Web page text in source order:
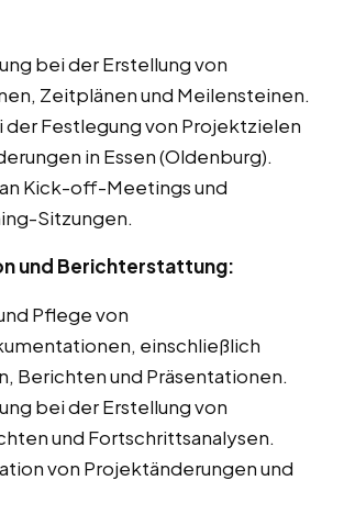
bei der Erstellung von
Zeitplänen und Meilensteinen.
der Festlegung von Projektzielen
in Essen (Oldenburg).
Kick-off-Meetings und
Sitzungen.
und Berichterstattung:
Pflege von
einschließlich
Berichten und Präsentationen.
bei der Erstellung von
und Fortschrittsanalysen.
von Projektänderungen und